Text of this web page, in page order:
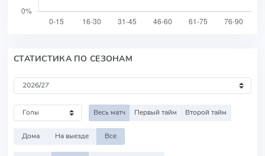
СТАТИСТИКА ПО СЕЗОНАМ
Весь матч Первый тайм Второй тайм
Дома На выезде Все